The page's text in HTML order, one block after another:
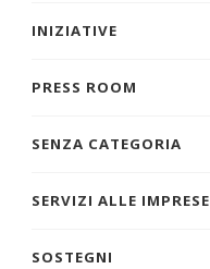
INIZIATIVE
PRESS ROOM
SENZA CATEGORIA
SERVIZI ALLE IMPRESE
SOSTEGNI